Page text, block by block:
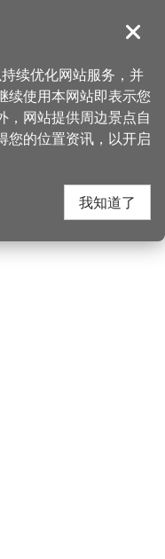
導覽
周边景
关闭
续优化网站服务，并
续使用本网站即表示您
，网站提供周边景点自
您的位置资讯，以开启
我知道了